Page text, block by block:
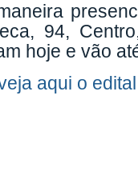
94,
hoje e vão
aqui o